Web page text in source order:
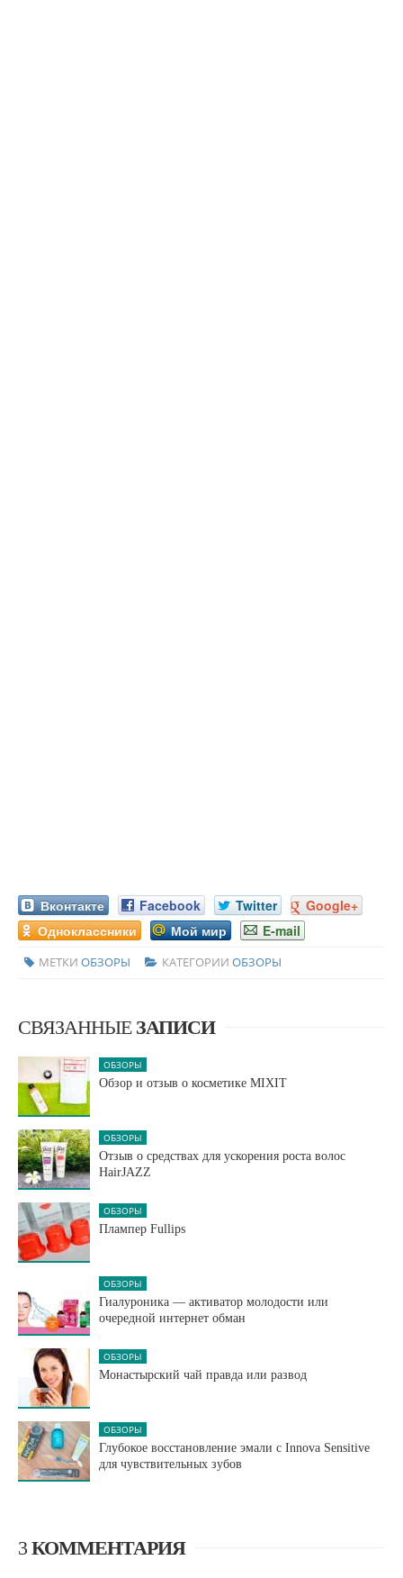
Вконтакте Facebook Twitter
Google+
Одноклассники
Мой мир E-mail
МЕТКИ ОБЗОРЫ КАТЕГОРИИ ОБЗОРЫ
СВЯЗАННЫЕ ЗАПИСИ
ОБЗОРЫ
Обзор и отзыв о косметике MIXIT
ОБЗОРЫ
Отзыв о средствах для ускорения роста волос
HairJAZZ
ОБЗОРЫ
Плампер Fullips
ОБЗОРЫ
Гиалуроника — активатор молодости или
очередной интернет обман
ОБЗОРЫ
Монастырский чай правда или развод
ОБЗОРЫ
Глубокое восстановление эмали с Innova Sensitive
для чувствительных зубов
3 КОММЕНТАРИЯ